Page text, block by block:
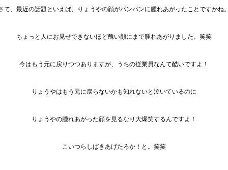
て、最近の話題といえば、りょうやの顔がパンパンに腫れあがったことですかね。
ちょっと人にお見せできないほど醜い顔にまで腫れあがりました。笑笑
今はもう元に戻りつつありますが、うちの従業員なんて酷いですよ！
りょうやはもう元に戻らないかも知れないと泣いているのに
りょうやの腫れあがった顔を見るなり大爆笑するんですよ！
こいつらしばきあげたろか！と。笑笑